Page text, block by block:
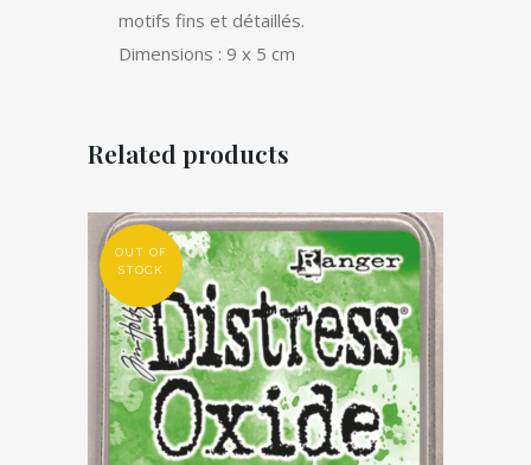
motifs fins et détaillés.
Dimensions : 9 x 5 cm
Related products
OUT OF
STOCK